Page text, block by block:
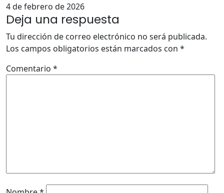
4 de febrero de 2026
Deja una respuesta
Tu dirección de correo electrónico no será publicada.
Los campos obligatorios están marcados con *
Comentario *